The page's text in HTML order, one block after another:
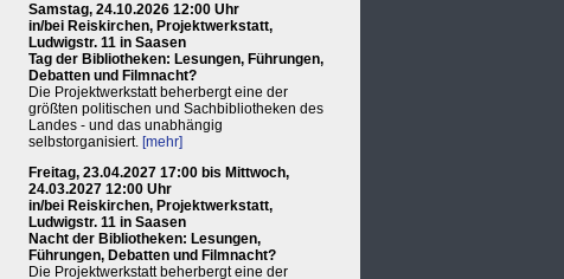
Samstag, 24.10.2026 12:00 Uhr
in/bei Reiskirchen, Projektwerkstatt,
Ludwigstr. 11 in Saasen
Tag der Bibliotheken: Lesungen, Führungen,
Debatten und Filmnacht?
Die Projektwerkstatt beherbergt eine der
größten politischen und Sachbibliotheken des
Landes - und das unabhängig
selbstorganisiert. [mehr]
Freitag, 23.04.2027 17:00 bis Mittwoch,
24.03.2027 12:00 Uhr
in/bei Reiskirchen, Projektwerkstatt,
Ludwigstr. 11 in Saasen
Nacht der Bibliotheken: Lesungen,
Führungen, Debatten und Filmnacht?
Die Projektwerkstatt beherbergt eine der